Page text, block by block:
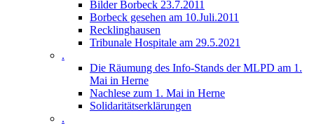
Bilder Borbeck 23.7.2011
Borbeck gesehen am 10.Juli.2011
Recklinghausen
Tribunale Hospitale am 29.5.2021
.
Die Räumung des Info-Stands der MLPD am 1.
Mai in Herne
Nachlese zum 1. Mai in Herne
Solidaritätserklärungen
.